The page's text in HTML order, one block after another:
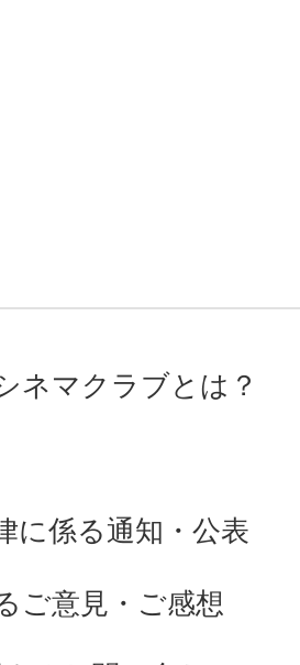
ネマクラブとは？
に係る通知・公表
ご意見・ご感想